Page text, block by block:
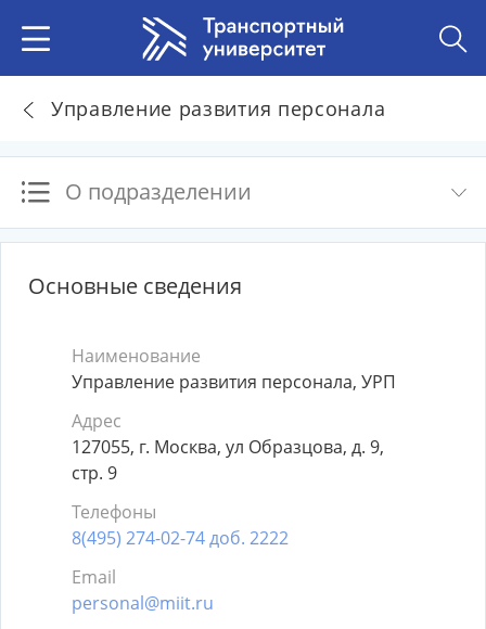
Управление развития персонала
О подразделении
Основные сведения
Наименование
Управление развития персонала, УРП
Адрес
127055, г. Москва, ул Образцова, д. 9,
стр. 9
Телефоны
8(495) 274-02-74 доб. 2222
Email
personal@miit.ru